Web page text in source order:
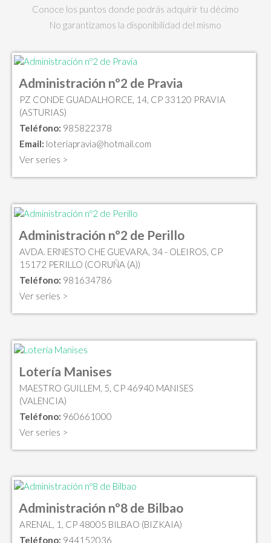
Conoce los puntos donde podrás adquirir tu décimo
No garantizamos la disponibilidad del mismo
Administración nº2 de Pravia
PZ CONDE GUADALHORCE, 14, CP 33120 PRAVIA
(ASTURIAS)
Teléfono: 985822378
Email: loteriapravia@hotmail.com
Ver series >
Administración nº2 de Perillo
AVDA. ERNESTO CHE GUEVARA, 34 - OLEIROS, CP
15172 PERILLO (CORUÑA (A))
Teléfono: 981634786
Ver series >
Lotería Manises
MAESTRO GUILLEM, 5, CP 46940 MANISES
(VALENCIA)
Teléfono: 960661000
Ver series >
Administración nº8 de Bilbao
ARENAL, 1, CP 48005 BILBAO (BIZKAIA)
Teléfono: 944152036